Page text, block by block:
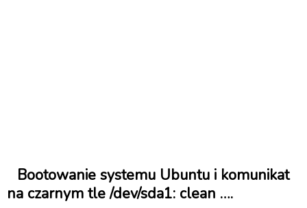
Bootowanie systemu Ubuntu i komunikat
na czarnym tle /dev/sda1: clean ….